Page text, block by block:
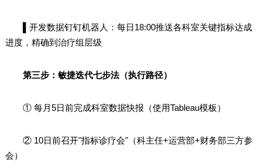
▌开发数据钉钉机器人：每日18:00推送各科室关键指标达成
进度，精确到治疗组层级
第三步：敏捷迭代七步法（执行路径）
① 每月5日前完成科室数据快报（使用Tableau模板）
② 10日前召开"指标诊疗会"（科主任+运营部+财务部三方参
会）